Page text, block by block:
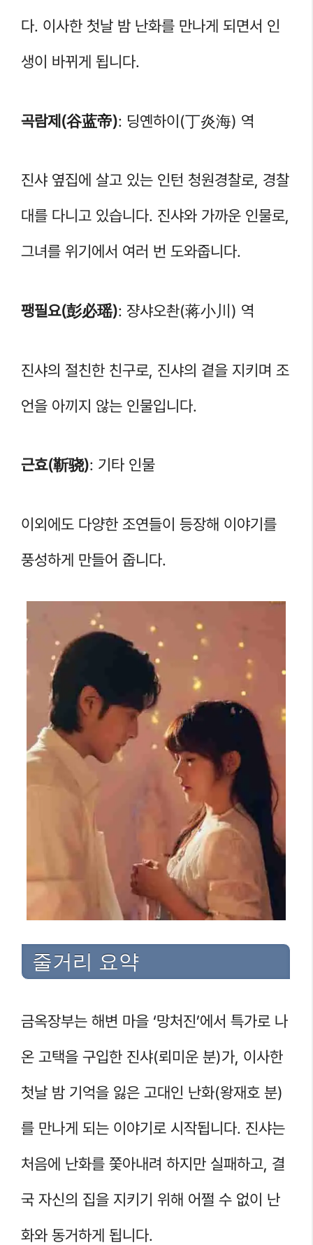
다. 이사한 첫날 밤 난화를 만나게 되면서 인
생이 바뀌게 됩니다.
곡람제(谷蓝帝): 딩옌하이(丁炎海) 역
진샤 옆집에 살고 있는 인턴 청원경찰로, 경찰
대를 다니고 있습니다. 진샤와 가까운 인물로,
그녀를 위기에서 여러 번 도와줍니다.
팽필요(彭必瑶): 쟝샤오촨(蒋小川) 역
진샤의 절친한 친구로, 진샤의 곁을 지키며 조
언을 아끼지 않는 인물입니다.
근효(靳骁): 기타 인물
이외에도 다양한 조연들이 등장해 이야기를
풍성하게 만들어 줍니다.
줄거리 요약
금옥장부는 해변 마을 ‘망처진’에서 특가로 나
온 고택을 구입한 진샤(뢰미운 분)가, 이사한
첫날 밤 기억을 잃은 고대인 난화(왕재호 분)
를 만나게 되는 이야기로 시작됩니다. 진샤는
처음에 난화를 쫓아내려 하지만 실패하고, 결
국 자신의 집을 지키기 위해 어쩔 수 없이 난
화와 동거하게 됩니다.